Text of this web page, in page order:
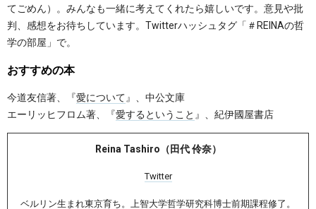
てごめん）。みんなも一緒に考えてくれたら嬉しいです。意見や批
判、感想をお待ちしています。Twitterハッシュタグ「＃REINAの哲
学の部屋」で。
おすすめの本
今道友信著、『愛について』、中公文庫
エーリッヒフロム著、『愛するということ 』、紀伊國屋書店
Reina Tashiro（田代 伶奈）
Twitter
ベルリン生まれ東京育ち。上智大学哲学研究科博士前期課程修了。